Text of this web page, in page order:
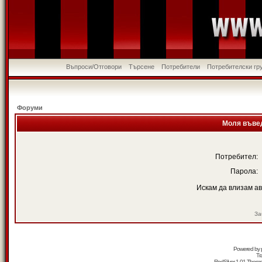
Въпроси/Отговори Търсене Потребители Потребителски
Форуми
Моля
Потребител:
Парола:
Искам да влизам
Powered by